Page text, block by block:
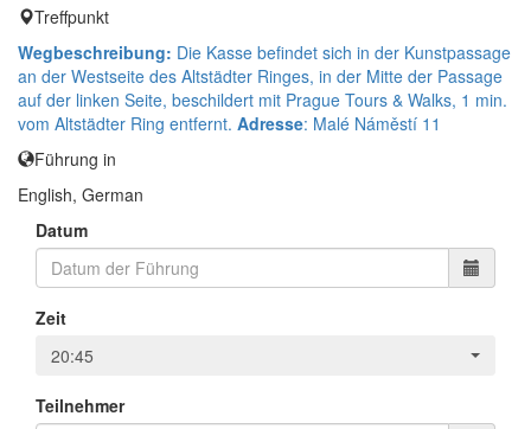
Treffpunkt
Wegbeschreibung: Die Kasse befindet sich in der Kunstpassage
an der Westseite des Altstädter Ringes, in der Mitte der Passage
auf der linken Seite, beschildert mit Prague Tours & Walks, 1 min.
vom Altstädter Ring entfernt. Adresse: Malé Náměstí 11
Führung in
English, German
Datum
Zeit
20:45
Teilnehmer